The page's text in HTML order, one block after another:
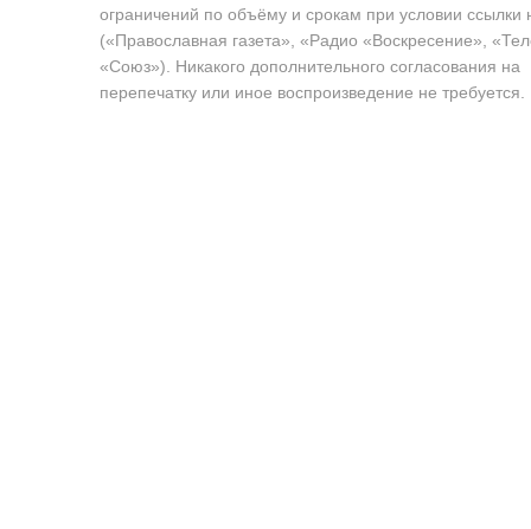
ограничений по объёму и срокам при условии ссылки
(«Православная газета», «Радио «Воскресение»,
«Союз»). Никакого дополнительного согласования на
перепечатку или иное воспроизведение не требуется.